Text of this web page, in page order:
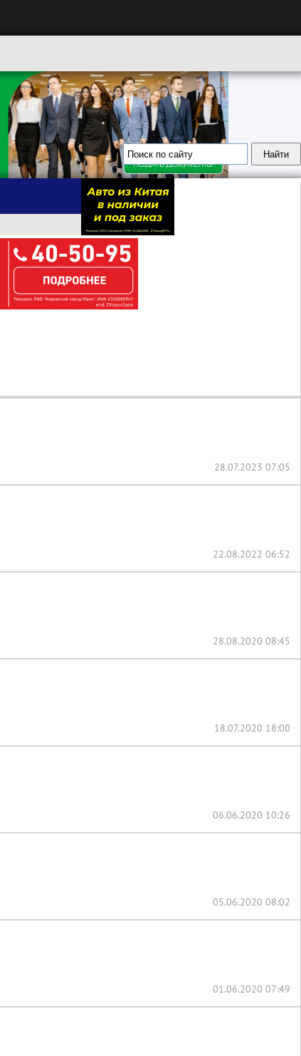
28.07.2023 07:05
22.08.2022 06:52
28.08.2020 08:45
18.07.2020 18:00
06.06.2020 10:26
05.06.2020 08:02
01.06.2020 07:49